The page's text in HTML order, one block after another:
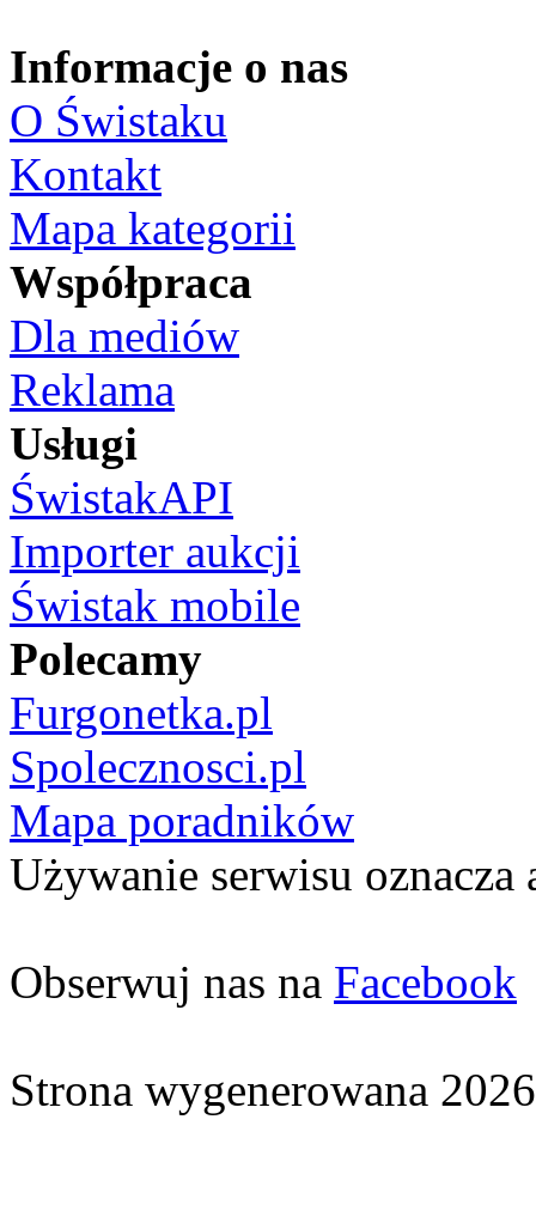
Informacje o nas
O Świstaku
Kontakt
Mapa kategorii
Współpraca
Dla mediów
Reklama
Usługi
ŚwistakAPI
Importer aukcji
Świstak mobile
Polecamy
Furgonetka.pl
Spolecznosci.pl
Mapa poradników
Używanie serwisu oznacza
Obserwuj nas na Facebook
Strona wygenerowana